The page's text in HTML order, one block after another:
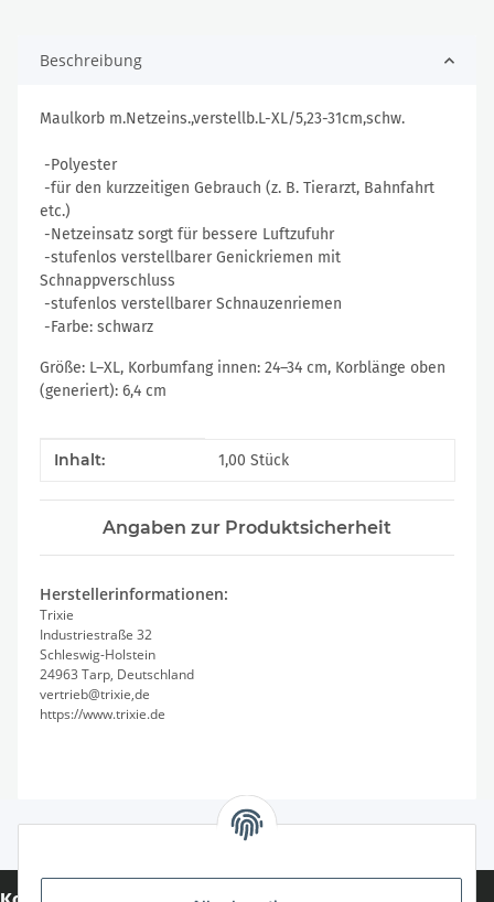
Beschreibung
Maulkorb m.Netzeins.,verstellb.L-XL/5,23-31cm,schw.
-Polyester
-für den kurzzeitigen Gebrauch (z. B. Tierarzt, Bahnfahrt
etc.)
-Netzeinsatz sorgt für bessere Luftzufuhr
-stufenlos verstellbarer Genickriemen mit
Schnappverschluss
-stufenlos verstellbarer Schnauzenriemen
-Farbe: schwarz
Größe: L–XL, Korbumfang innen: 24–34 cm, Korblänge oben
(generiert): 6,4 cm
Produkteigenschaft
Wert
Inhalt: 1,00 Stück
Angaben zur Produktsicherheit
Herstellerinformationen:
Trixie
Industriestraße 32
Schleswig-Holstein
24963 Tarp, Deutschland
vertrieb@trixie,de
https://www.trixie.de